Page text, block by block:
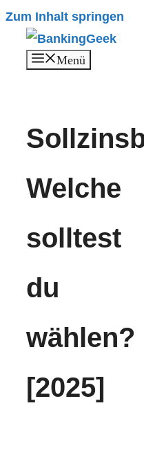
Zum Inhalt springen
Menü
Welche
solltest
du
wählen?
[2025]